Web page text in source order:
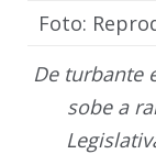
Foto:
De turbante
sobe a